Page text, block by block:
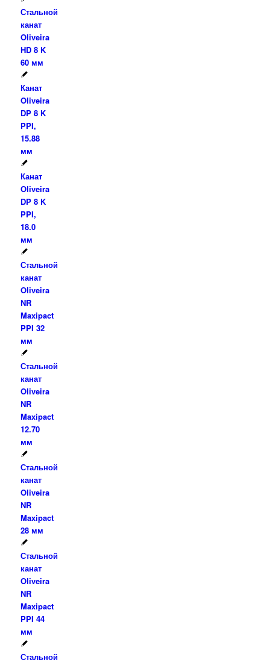
Стальной
канат
Oliveira
HD 8 K
60 мм
Канат
Oliveira
DP 8 K
PPI,
15.88
мм
Канат
Oliveira
DP 8 K
PPI,
18.0
мм
Стальной
канат
Oliveira
NR
Maxipact
PPI 32
мм
Стальной
канат
Oliveira
NR
Maxipact
12.70
мм
Стальной
канат
Oliveira
NR
Maxipact
28 мм
Стальной
канат
Oliveira
NR
Maxipact
PPI 44
мм
Стальной